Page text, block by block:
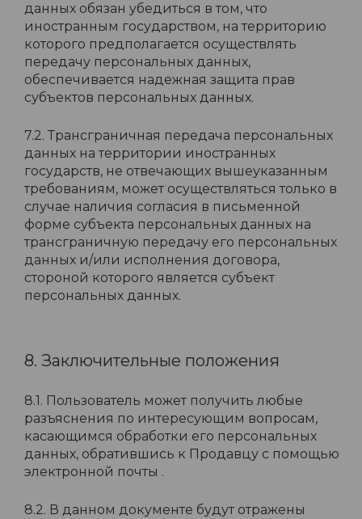
данных обязан убедиться в том, что
иностранным государством, на территорию
которого предполагается осуществлять
передачу персональных данных,
обеспечивается надежная защита прав
субъектов персональных данных.
7.2. Трансграничная передача персональных
данных на территории иностранных
государств, не отвечающих вышеуказанным
требованиям, может осуществляться только в
случае наличия согласия в письменной
форме субъекта персональных данных на
трансграничную передачу его персональных
данных и/или исполнения договора,
стороной которого является субъект
персональных данных.
8. Заключительные положения
8.1. Пользователь может получить любые
разъяснения по интересующим вопросам,
касающимся обработки его персональных
данных, обратившись к Продавцу с помощью
электронной почты .
8.2. В данном документе будут отражены